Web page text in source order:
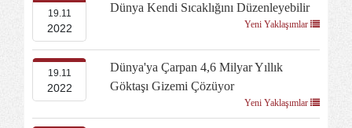
19.11
2022
Dünya Kendi Sıcaklığını Düzenleyebilir
Yeni Yaklaşımlar
19.11
2022
Dünya'ya Çarpan 4,6 Milyar Yıllık
Göktaşı Gizemi Çözüyor
Yeni Yaklaşımlar